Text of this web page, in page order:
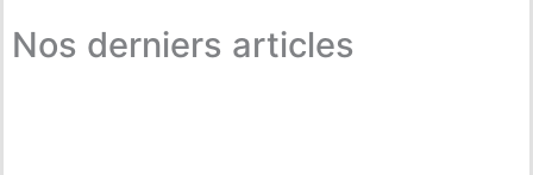
Nos derniers articles